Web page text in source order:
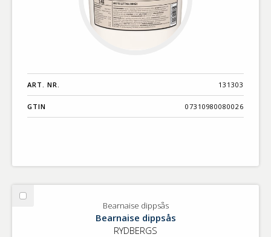
ART. NR. 131303
GTIN 07310980080026
Välj
Bearnaise dippsås
Bearnaise dippsås
RYDBERGS